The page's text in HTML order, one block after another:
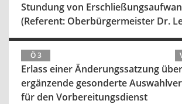
Stundung von
(Referent: Oberbürgermeister Dr.
Ö 3
Erlass einer Änderungssatzung
ergänzende gesonderte
für den Vorbereitungsdienst